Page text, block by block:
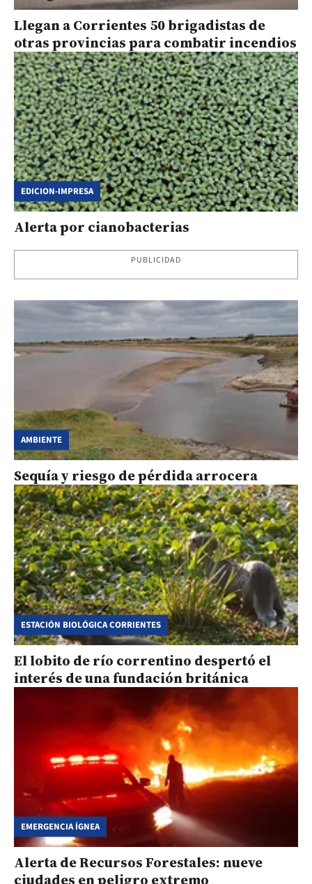
Llegan a Corrientes 50 brigadistas de
otras provincias para combatir incendios
EDICION-IMPRESA
Alerta por cianobacterias
PUBLICIDAD
AMBIENTE
Sequía y riesgo de pérdida arrocera
ESTACIÓN BIOLÓGICA CORRIENTES
El lobito de río correntino despertó el
interés de una fundación británica
EMERGENCIA ÍGNEA
Alerta de Recursos Forestales: nueve
ciudades en peligro extremo